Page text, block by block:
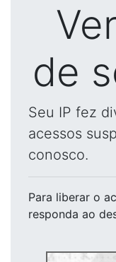
de
Seu IP fez
acessos
conosco.
Para liberar o
responda ao